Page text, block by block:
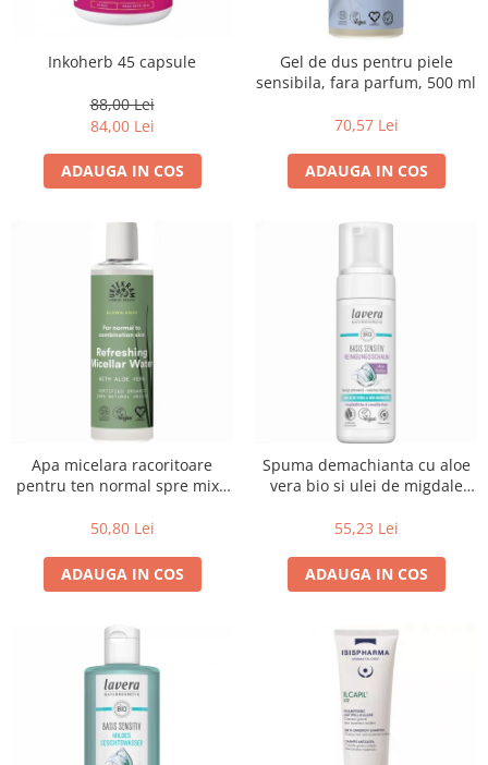
Faina bio si gris
Paine bio
Ciocolata, cacao si cafea
Cafea bio
Cafea bio din cereale
Condimente bio
Maioneza bio
Mancare asiatica bio
Mustar bio
Sare si mixuri de sare
Compoturi bio
Gemuri si dulceata bio
Piure bio din fructe
Dulciuri si batoane bio
Batoane bio cu fructe
Biscuiti si napolitane bio
Bomboane bio
Dulciuri bio
Guma de mestecat bio
Inkoherb 45 capsule
88,00 Lei
84,00 Lei
ADAUGA IN COS
Gel de dus pentru piele
sensibila, fara parfum, 500 ml
70,57 Lei
ADAUGA IN COS
Apa micelara racoritoare
pentru ten normal spre mixt,
50,80 Lei
ADAUGA IN COS
Spuma demachianta cu aloe
vera bio si ulei de migdale
55,23 Lei
ADAUGA IN COS